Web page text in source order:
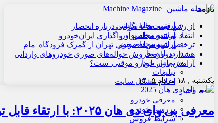
آرشیو مجله ماشین
آرشیو مجله نوآور
آرشیو مجله موتور
درباره ما
تماس با ما
تبلیغات
اعلام مشکل سایت
اخبار
معرفی خودرو
بررسی خودرو
شرایط فروش
تازه‌ها
از رشد قیمت‌ها تا نگرانی درباره انحصار
انتقاد نماینده مجلس از واگذاری ایران‌خودرو
ترخیص اتوبوس‌های چینی تهران از گمرک فرودگاه امام
هشدار درباره فروش حواله‌های صوری خودروهای وارداتی
آرامش بازار خودرو موقتی است؟
یکشنبه , ۱۸ مرداد ۱۴۰۵
معرفی بی وای دی هان ۲۰۲۵: با ارتقاء قابل توجه و کاهش قیمت